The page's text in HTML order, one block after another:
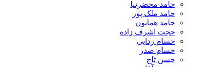
حامد محضرنیا
حامد ملک پور
حامد همایون
حجت اشرف زاده
حسام ردایی
حسام صدر
حسن تاج